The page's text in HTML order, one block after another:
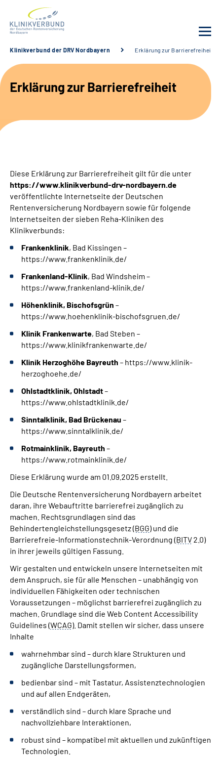
Unsere Kliniken
Behandlungsangebot
Sozialdienste & Zuweisende
Erweiterte Suche
Gebärdensprache
Leichte Sprache
Klinikverbund der DRV Nordbayern Erklärung zur Barrierefreiheit
Erklärung zur Barrierefreiheit
Diese Erklärung zur Barrierefreiheit gilt für die unter
https://www.klinikverbund-drv-nordbayern.de
veröffentlichte Internetseite der Deutschen
Rentenversicherung Nordbayern sowie für folgende
Internetseiten der sieben Reha-Kliniken des
Klinikverbunds:
Frankenklinik, Bad Kissingen –
https://www.frankenklinik.de/
Frankenland-Klinik, Bad Windsheim –
https://www.frankenland-klinik.de/
Höhenklinik, Bischofsgrün –
https://www.hoehenklinik-bischofsgruen.de/
Klinik Frankenwarte, Bad Steben –
https://www.klinikfrankenwarte.de/
Klinik Herzoghöhe Bayreuth – https://www.klinik-
herzoghoehe.de/
Ohlstadtklinik, Ohlstadt–
https://www.ohlstadtklinik.de/
Sinntalklinik, Bad Brückenau –
https://www.sinntalklinik.de/
Rotmainklinik, Bayreuth –
https://www.rotmainklinik.de/
Diese Erklärung wurde am 01.09.2025 erstellt.
Die Deutsche Rentenversicherung Nordbayern arbeitet
daran, ihre Webauftritte barrierefrei zugänglich zu
machen. Rechtsgrundlagen sind das
Behindertengleichstellungsgesetz (BGG) und die
Barrierefreie-Informationstechnik-Verordnung (BITV 2.0)
in ihrer jeweils gültigen Fassung.
Wir gestalten und entwickeln unsere Internetseiten mit
dem Anspruch, sie für alle Menschen – unabhängig von
individuellen Fähigkeiten oder technischen
Voraussetzungen – möglichst barrierefrei zugänglich zu
machen. Grundlage sind die Web Content Accessibility
Guidelines (WCAG). Damit stellen wir sicher, dass unsere
Inhalte
wahrnehmbar sind – durch klare Strukturen und
zugängliche Darstellungsformen,
bedienbar sind – mit Tastatur, Assistenztechnologien
und auf allen Endgeräten,
verständlich sind – durch klare Sprache und
nachvollziehbare Interaktionen,
robust sind – kompatibel mit aktuellen und zukünftigen
Technologien.